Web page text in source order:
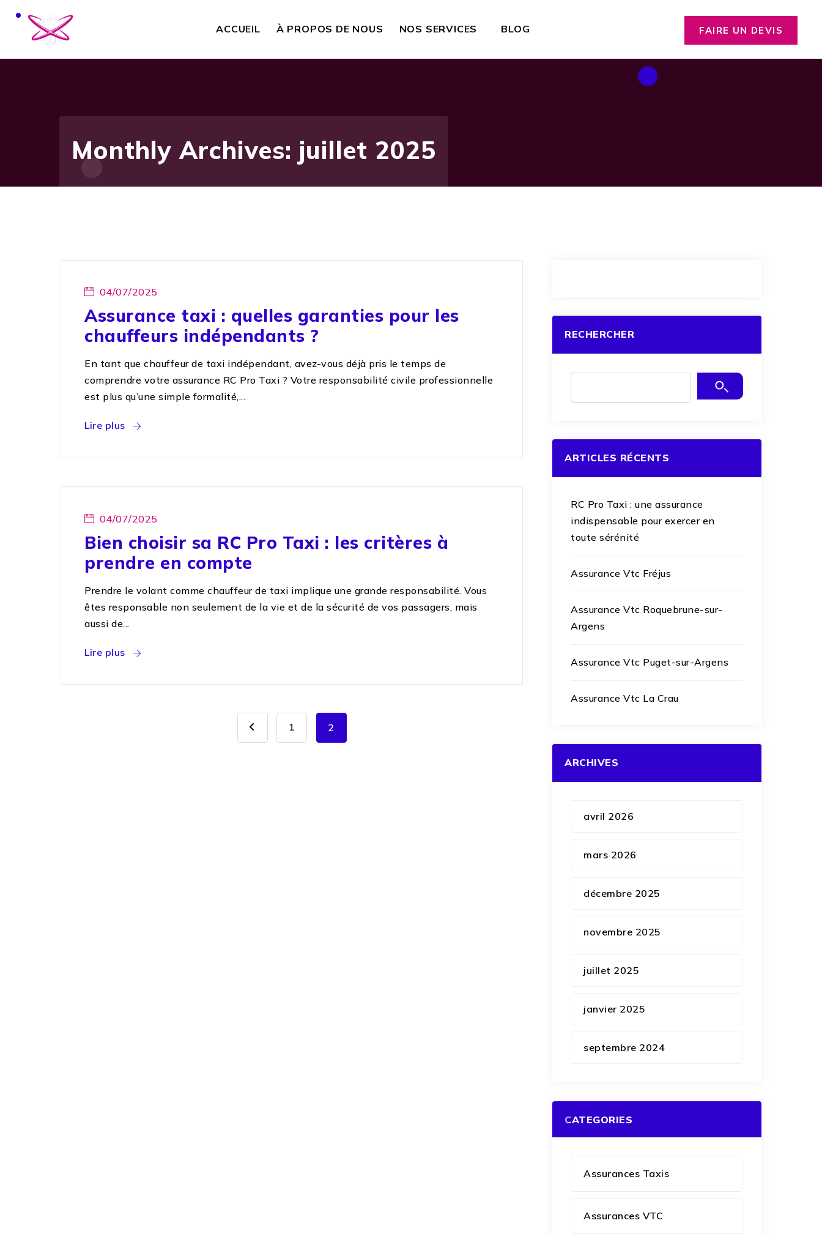
ACCUEIL À PROPOS DE NOUS NOS SERVICES BLOG FAIRE UN DEVIS
Monthly Archives: juillet 2025
04/07/2025
Assurance taxi : quelles garanties pour les
chauffeurs indépendants ?
En tant que chauffeur de taxi indépendant, avez-vous déjà pris le temps de
comprendre votre assurance RC Pro Taxi ? Votre responsabilité civile professionnelle
est plus qu’une simple formalité,...
Lire plus
04/07/2025
Bien choisir sa RC Pro Taxi : les critères à
prendre en compte
Prendre le volant comme chauffeur de taxi implique une grande responsabilité. Vous
êtes responsable non seulement de la vie et de la sécurité de vos passagers, mais
aussi de...
Lire plus
1 2
RECHERCHER
ARTICLES RÉCENTS
RC Pro Taxi : une assurance
indispensable pour exercer en
toute sérénité
Assurance Vtc Fréjus
Assurance Vtc Roquebrune-sur-
Argens
Assurance Vtc Puget-sur-Argens
Assurance Vtc La Crau
ARCHIVES
avril 2026
mars 2026
décembre 2025
novembre 2025
juillet 2025
janvier 2025
septembre 2024
CATEGORIES
Assurances Taxis
Assurances VTC